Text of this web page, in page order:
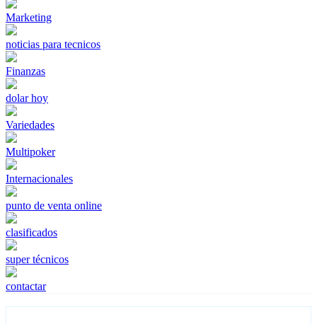
Marketing
noticias para tecnicos
Finanzas
dolar hoy
Variedades
Multipoker
Internacionales
punto de venta online
clasificados
super técnicos
contactar